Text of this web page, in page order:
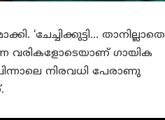
‘ചേച്ചിക്കുട്ടി… താനില്ലാതെ
വരികളോടെയാണ് ഗായിക
നിരവധി പേരാണു